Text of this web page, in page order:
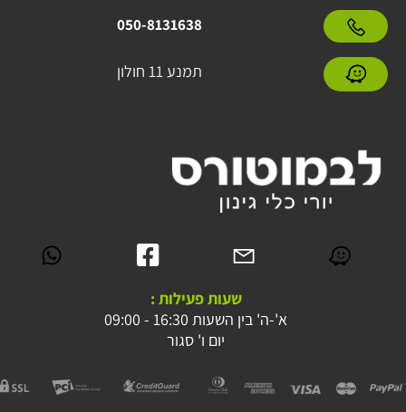
050-8131638
תמנע 11 חולון
שעות פעילות :
א'-ה' בין השעות 16:30 - 09:00
יום ו' סגור